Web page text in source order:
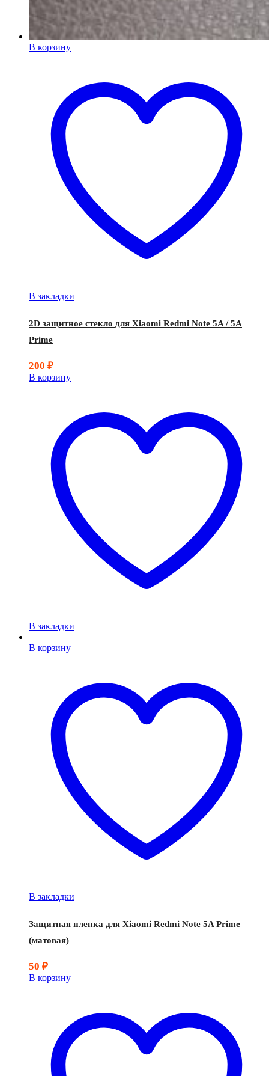
В корзину
В закладки
2D защитное стекло для Xiaomi Redmi Note 5A / 5A
Prime
200 ₽
В корзину
В закладки
В корзину
В закладки
Защитная пленка для Xiaomi Redmi Note 5A Prime
(матовая)
50 ₽
В корзину